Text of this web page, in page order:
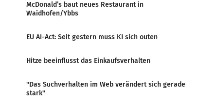
McDonald’s baut neues Restaurant in
Waidhofen/Ybbs
EU AI-Act: Seit gestern muss KI sich outen
Hitze beeinflusst das Einkaufsverhalten
"Das Suchverhalten im Web verändert sich gerade
stark"